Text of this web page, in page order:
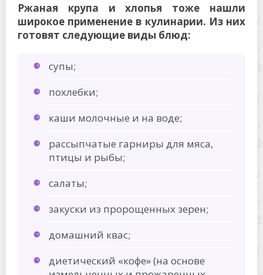
Ржаная крупа и хлопья тоже нашли
широкое применение в кулинарии. Из них
готовят следующие виды блюд:
супы;
похлебки;
каши молочные и на воде;
рассыпчатые гарниры для мяса,
птицы и рыбы;
салаты;
закуски из пророщенных зерен;
домашний квас;
диетический «кофе» (на основе